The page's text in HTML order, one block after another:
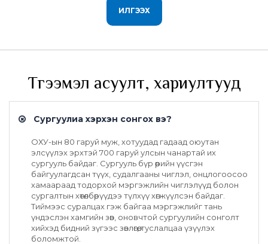
ИЛГЭЭХ
Түгээмэл асуулт, хариултууд
Сургуулиа хэрхэн сонгох вэ?
ОХУ-ын 80 гаруй муж, хотуудад гадаад оюутан
элсүүлэх эрхтэй 700 гаруй улсын чанартай их
сургууль байдаг. Сургууль бүр өөрийн үүсгэн
байгуулагдсан түүх, судалгааны чиглэл, онцлогоосоо
хамаараад тодорхой мэргэжлийн чиглэлүүд болон
сургалтын хөтөлбөрүүдээ түлхүү хөгжүүлсэн байдаг.
Тиймээс суралцах гэж байгаа мэргэжлийг тань
үндэслэн хамгийн зөв, оновчтой сургуулийн сонголт
хийхэд бидний зүгээс зөвлөгөө, туслалцаа үзүүлэх
боломжтой.